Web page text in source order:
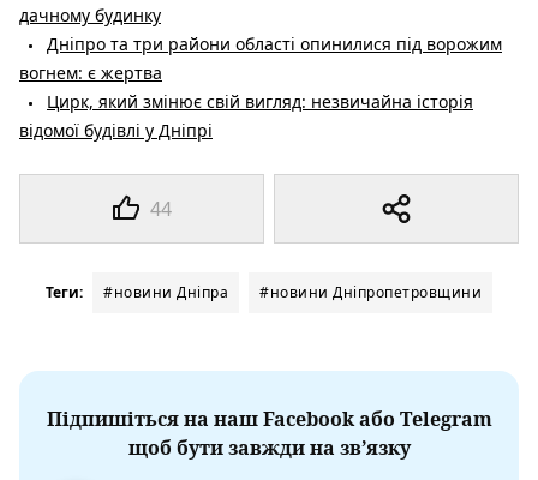
44
дачному будинку
Дніпро та три райони області опинилися під ворожим
вогнем: є жертва
Цирк, який змінює свій вигляд: незвичайна історія
відомої будівлі у Дніпрі
Теги: #новини Дніпра #новини Дніпропетровщини
Підпишіться на наш Facebook або Telegram
щоб бути завжди на зв’язку